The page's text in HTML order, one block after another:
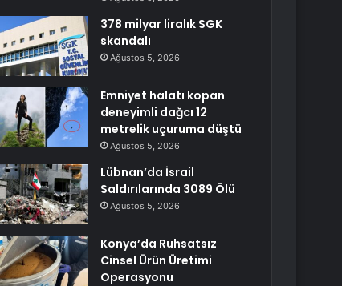
378 milyar liralık SGK
skandalı
Ağustos 5, 2026
Emniyet halatı kopan
deneyimli dağcı 12
metrelik uçuruma düştü
Ağustos 5, 2026
Lübnan’da İsrail
Saldırılarında 3089 Ölü
Ağustos 5, 2026
Konya’da Ruhsatsız
Cinsel Ürün Üretimi
Operasyonu